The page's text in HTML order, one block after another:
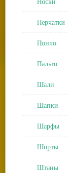
Перчатки
Пончо
Пальто
Шали
Шапки
Шарфы
Шорты
Штаны